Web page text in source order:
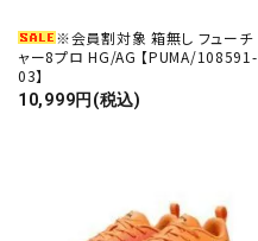
※会員割対象 箱無し フューチ
ャー8プロ HG/AG 【PUMA/108591-
03】
10,999円(税込)